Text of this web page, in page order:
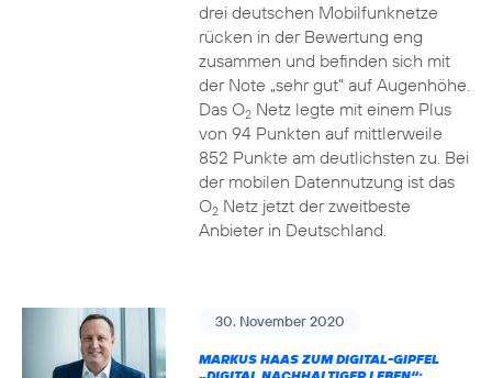
drei deutschen Mobilfunknetze
rücken in der Bewertung eng
zusammen und befinden sich mit
der Note „sehr gut“ auf Augenhöhe.
Das O2Netz legte mit einem Plus
von 94 Punkten auf mittlerweile
852 Punkte am deutlichsten zu. Bei
der mobilen Datennutzung ist das
O2Netz jetzt der zweitbeste
Anbieter in Deutschland.
30. November 2020
MARKUS HAAS ZUM DIGITAL-GIPFEL